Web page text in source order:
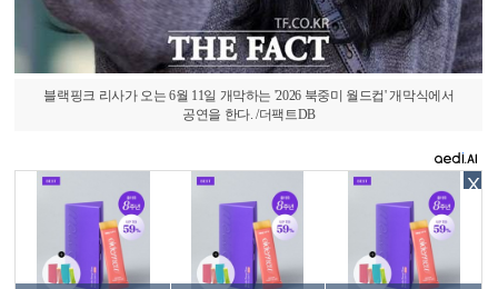
블랙핑크 리사가 오는 6월 11일 개막하는 '2026 북중미 월드컵' 개막식에서
공연을 한다. /더팩트DB
X